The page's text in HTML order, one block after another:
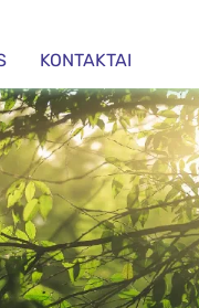
KONTAKTAI